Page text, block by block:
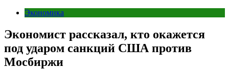
Экономика
Экономист рассказал, кто окажется
под ударом санкций США против
Мосбиржи